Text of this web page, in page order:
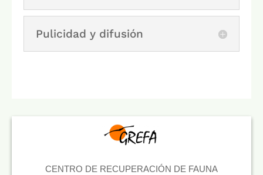
Pulicidad y difusión
CENTRO DE RECUPERACIÓN DE FAUNA